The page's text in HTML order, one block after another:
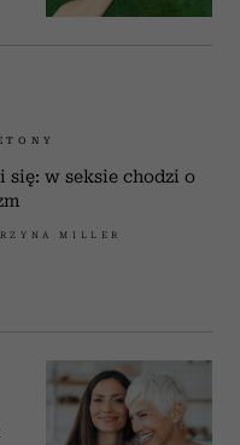
się: w seksie chodzi o
MILLER